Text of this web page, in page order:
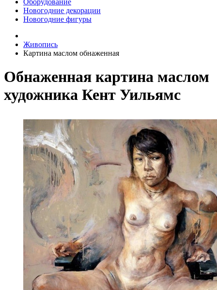
Оборудование
Новогодние декорации
Новогодние фигуры
Живопись
Картина маслом обнаженная
Обнаженная картина маслом
художника Кент Уильямс